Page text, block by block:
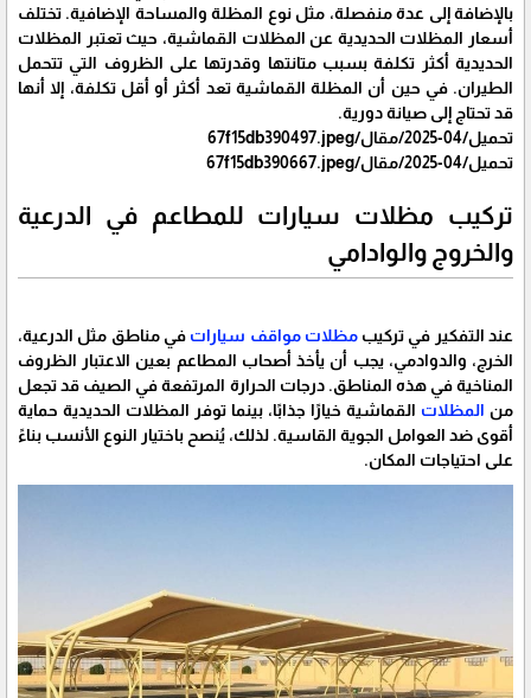
بالإضافة إلى عدة منفصلة، ​​مثل نوع المظلة والمساحة الإضافية. تختلف
أسعار المظلات الحديدية عن المظلات القماشية، حيث تعتبر المظلات
الحديدية أكثر تكلفة بسبب متانتها وقدرتها على الظروف التي تتحمل
الطيران. في حين أن المظلة القماشية تعد أكثر أو أقل تكلفة، إلا أنها
قد تحتاج إلى صيانة دورية.
تحميل/04-2025/مقال/67f15db390497.jpeg
تحميل/04-2025/مقال/67f15db390667.jpeg
تركيب مظلات سيارات للمطاعم في الدرعية
والخروج والوادامي
عند التفكير في تركيب مظلات مواقف سيارات في مناطق مثل الدرعية،
الخرج، والدوادمي، يجب أن يأخذ أصحاب المطاعم بعين الاعتبار الظروف
المناخية في هذه المناطق. درجات الحرارة المرتفعة في الصيف قد تجعل
من المظلات القماشية خيارًا جذابًا، بينما توفر المظلات الحديدية حماية
أقوى ضد العوامل الجوية القاسية. لذلك، يُنصح باختيار النوع الأنسب بناءً
على احتياجات المكان.